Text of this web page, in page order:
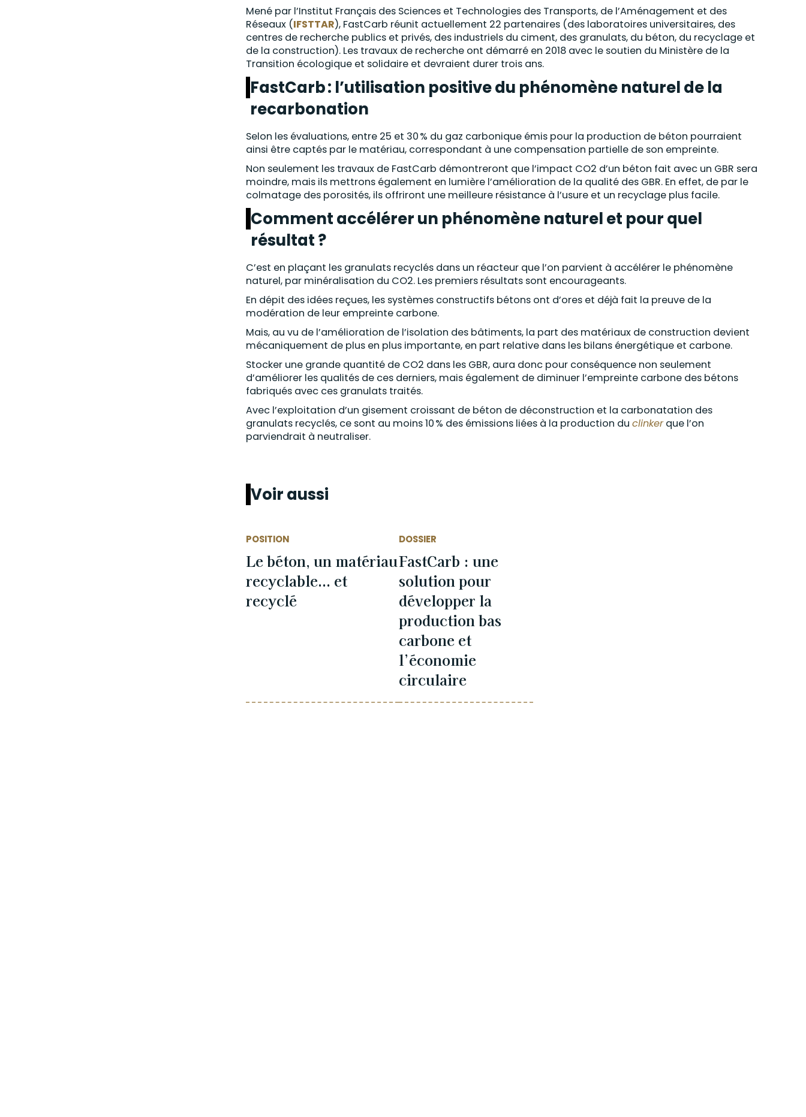
Mené par l’Institut Français des Sciences et Technologies des Transports, de l’Aménagement et des
Réseaux (IFSTTAR), FastCarb réunit actuellement 22 partenaires (des laboratoires universitaires, des
centres de recherche publics et privés, des industriels du ciment, des granulats, du béton, du recyclage et
de la construction). Les travaux de recherche ont démarré en 2018 avec le soutien du Ministère de la
Transition écologique et solidaire et devraient durer trois ans.
FastCarb : l’utilisation positive du phénomène naturel de la
recarbonation
Selon les évaluations, entre 25 et 30 % du gaz carbonique émis pour la production de béton pourraient
ainsi être captés par le matériau, correspondant à une compensation partielle de son empreinte.
Non seulement les travaux de FastCarb démontreront que l’impact CO2 d’un béton fait avec un GBR sera
moindre, mais ils mettrons également en lumière l’amélioration de la qualité des GBR. En effet, de par le
colmatage des porosités, ils offriront une meilleure résistance à l’usure et un recyclage plus facile.
Comment accélérer un phénomène naturel et pour quel
résultat ?
C’est en plaçant les granulats recyclés dans un réacteur que l’on parvient à accélérer le phénomène
naturel, par minéralisation du CO2. Les premiers résultats sont encourageants.
En dépit des idées reçues, les systèmes constructifs bétons ont d’ores et déjà fait la preuve de la
modération de leur empreinte carbone.
Mais, au vu de l’amélioration de l’isolation des bâtiments, la part des matériaux de construction devient
mécaniquement de plus en plus importante, en part relative dans les bilans énergétique et carbone.
Stocker une grande quantité de CO2 dans les GBR, aura donc pour conséquence non seulement
d’améliorer les qualités de ces derniers, mais également de diminuer l’empreinte carbone des bétons
fabriqués avec ces granulats traités.
Avec l’exploitation d’un gisement croissant de béton de déconstruction et la carbonatation des
granulats recyclés, ce sont au moins 10 % des émissions liées à la production du clinkerque l’on
parviendrait à neutraliser.
Voir aussi
POSITION
Le béton, un matériau
recyclable... et
recyclé
DOSSIER
FastCarb : une
solution pour
développer la
production bas
carbone et
l’économie
circulaire